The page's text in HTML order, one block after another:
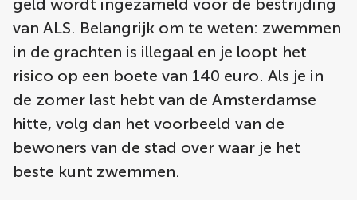
van ALS. Belangrijk om te weten: zwemmen
in de grachten is illegaal en je loopt het
risico op een boete van 140 euro. Als je in
de zomer last hebt van de Amsterdamse
hitte, volg dan het voorbeeld van de
bewoners van de stad over waar je het
beste kunt zwemmen.